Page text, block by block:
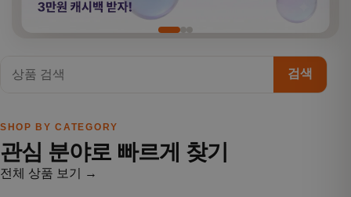
검색
SHOP BY CATEGORY
관심 분야로 빠르게 찾기
전체 상품 보기 →